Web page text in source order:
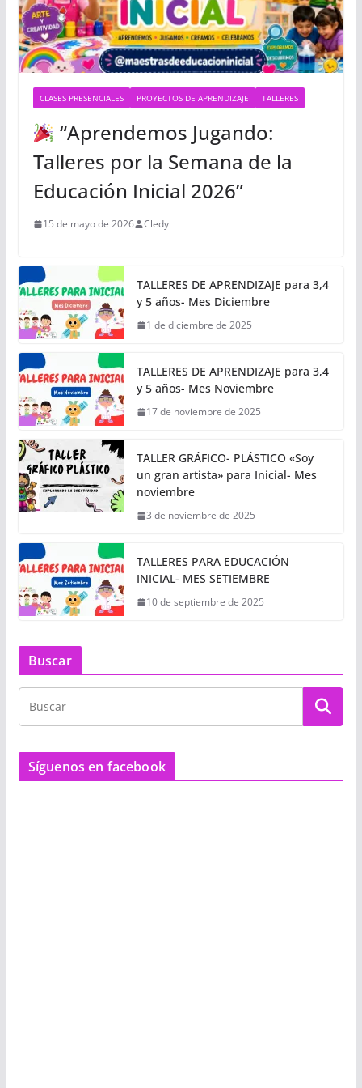
CLASES PRESENCIALES PROYECTOS DE APRENDIZAJE TALLERES
“Aprendemos Jugando:
Talleres por la Semana de la
Educación Inicial 2026”
15 de mayo de 2026 Cledy
TALLERES DE APRENDIZAJE para 3,4
y 5 años- Mes Diciembre
1 de diciembre de 2025
TALLERES DE APRENDIZAJE para 3,4
y 5 años- Mes Noviembre
17 de noviembre de 2025
TALLER GRÁFICO- PLÁSTICO «Soy
un gran artista» para Inicial- Mes
noviembre
3 de noviembre de 2025
TALLERES PARA EDUCACIÓN
INICIAL- MES SETIEMBRE
10 de septiembre de 2025
Buscar
Síguenos en facebook